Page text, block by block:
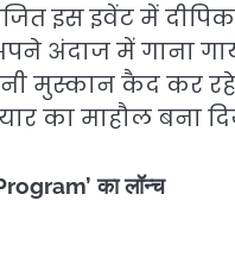
इस इवेंट में
अंदाज में गाना
मुस्कान कैद कर
का माहौल बना
का लॉन्च